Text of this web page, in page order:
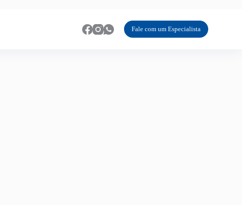
Fale com um Especialista